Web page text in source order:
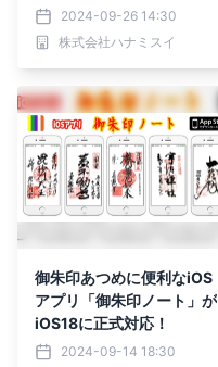
（日）〜14日（祝）＠自
由が丘
2024-09-26 14:30
株式会社ハナミスイ
御朱印あつめに便利なiOS
アプリ「御朱印ノート」が
iOS18に正式対応！
2024-09-14 18:30